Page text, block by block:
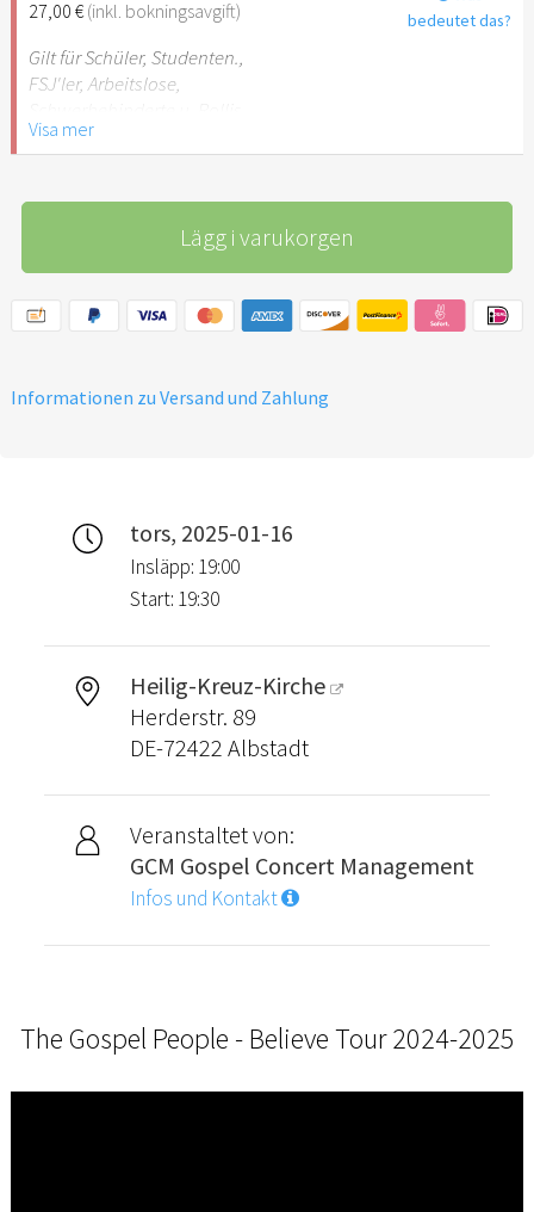
27,00 €(inkl. bokningsavgift)
bedeutet das?
Gilt für Schüler, Studenten.,
FSJ'ler, Arbeitslose,
Begleitperson frei
Visa mer
Lägg i varukorgen
Informationen zu Versand und Zahlung
tors, 2025-01-16
Insläpp: 19:00
Start: 19:30
Heilig-Kreuz-Kirche
Herderstr. 89
DE-72422 Albstadt
Veranstaltet von:
GCM Gospel Concert Management
Infos und Kontakt
The Gospel People - Believe Tour 2024-2025